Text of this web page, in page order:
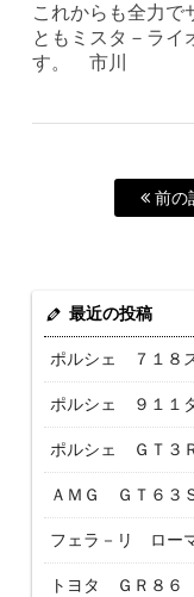
これからも全力で
ともミスタ－ライ
す。 市川
前の
最近の投稿
ポルシェ ７１８
ポルシェ ９１１
ポルシェ ＧＴ３
ＡＭＧ ＧＴ６３
フェラ－リ ロー
トヨタ ＧＲ８６